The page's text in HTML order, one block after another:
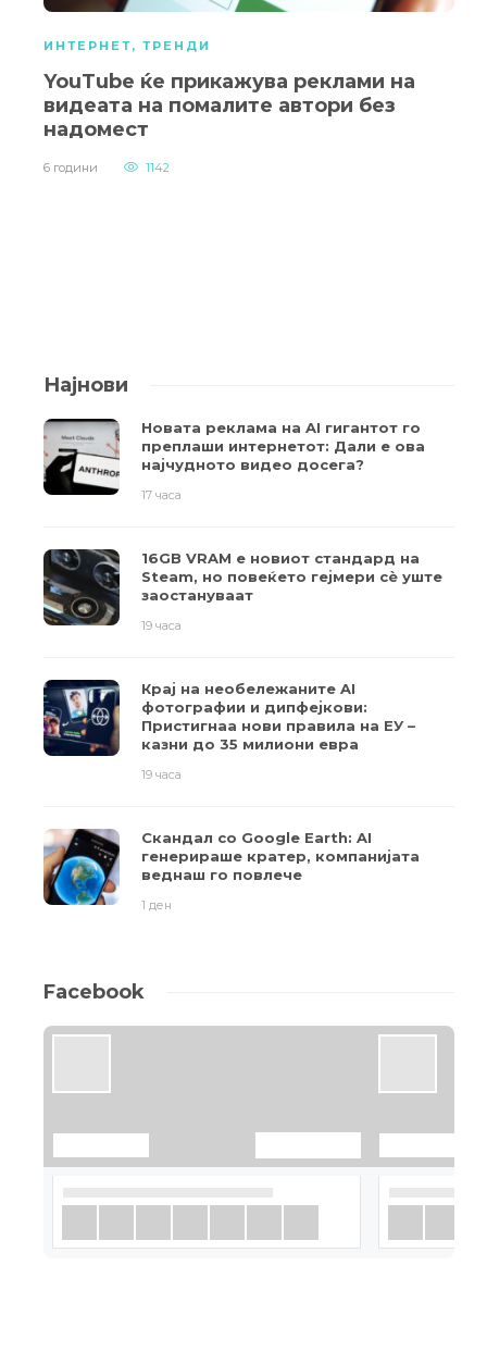
ИНТЕРНЕТ, ТРЕНДИ
YouTube ќе прикажува реклами на
видеата на помалите автори без
надомест
6 години 1142
Најнови
Новата реклама на AI гигантот го
преплаши интернетот: Дали е ова
најчудното видео досега?
17 часа
16GB VRAM е новиот стандард на
Steam, но повеќето гејмери ​​сè уште
заостануваат
19 часа
Крај на необележаните AI
фотографии и дипфејкови:
Пристигнаа нови правила на ЕУ –
казни до 35 милиони евра
19 часа
Скандал со Google Earth: AI
генерираше кратер, компанијата
веднаш го повлече
1 ден
Facebook